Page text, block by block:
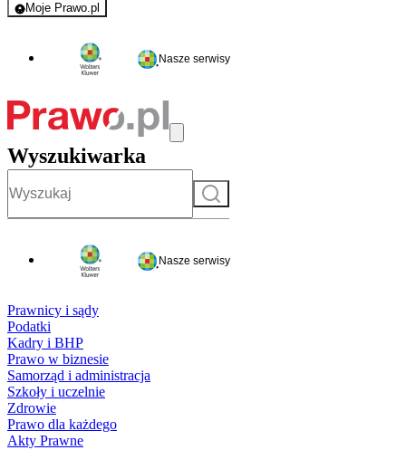
Moje Prawo.pl
- rejestracja i logowanie do serwisu
Nasze serwisy
Wyszukiwarka
Szukaj
Nasze serwisy
Prawnicy i sądy
Podatki
Kadry i BHP
Prawo w biznesie
Samorząd i administracja
Szkoły i uczelnie
Zdrowie
Prawo dla każdego
Akty Prawne